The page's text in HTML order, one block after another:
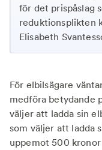
för det prispåslag
reduktionsplikten
Elisabeth
För elbilsägare
medföra betydande
väljer att ladda sin
som väljer att ladda
uppemot 500